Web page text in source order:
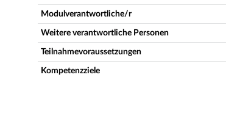
Modulverantwortliche/r
Weitere verantwortliche Personen
Teilnahmevoraussetzungen
Kompetenzziele